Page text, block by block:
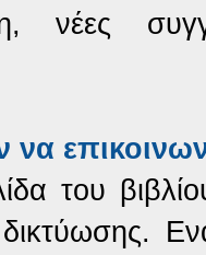
νέες
του